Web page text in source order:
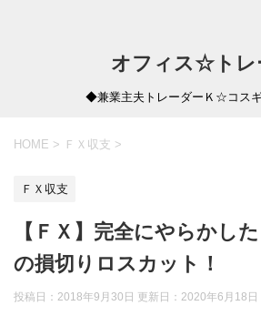
オフィス☆トレ
◆兼業主夫トレーダーＫ☆コス
HOME > ＦＸ収支 >
ＦＸ収支
【ＦＸ】完全にやらかし
の損切りロスカット！
投稿日：2018年9月30日 更新日： 2020年6月18日